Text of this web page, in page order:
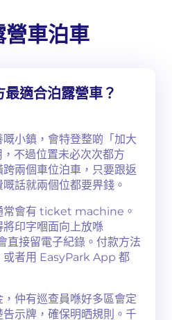
營車泊車
適合泊露營車？
小鎮，會特登整啲「加大
不過位置未必次次都方
兩個車位泊車，只要跟返
話就兩個位都要畀錢。
常會有 ticket machine。
印字嗰面向上放喺
接留電子紀錄。付款方法
或者用 EasyPark App 都
仲有巡查員喺好多區會定
示牌，確保明晒規則。千